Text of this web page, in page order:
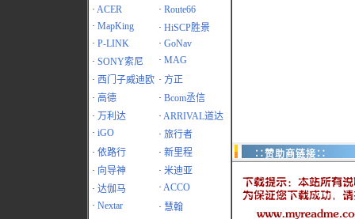
· ACER · Route66
· MapKing · HiSCP胜景
· P-LINK · GoNav
· SONY索尼 · MAG
· 西门子威迪欧 · 方正
· 高德 · Bcom丞信
· 万利达 · ARRIVAL道达
· iGO · 旅行者
· 依路行 · 新里程
· 向导神 · 米迪亚
· 达伽马 · ACCO
· Nextar · 慧翰
∷赞助商链接∷